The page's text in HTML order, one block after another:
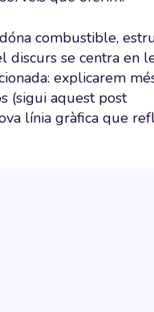
combustible,
discurs se centra en
explicarem
(sigui aquest post
línia gràfica que